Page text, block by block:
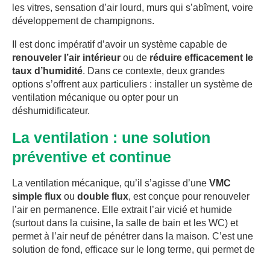
les vitres, sensation d’air lourd, murs qui s’abîment, voire
développement de champignons.
Il est donc impératif d’avoir un système capable de
renouveler l’air intérieur ou de réduire efficacement le
taux d’humidité. Dans ce contexte, deux grandes
options s’offrent aux particuliers : installer un système de
ventilation mécanique ou opter pour un
déshumidificateur.
La ventilation : une solution
préventive et continue
La ventilation mécanique, qu’il s’agisse d’une VMC
simple flux ou double flux, est conçue pour renouveler
l’air en permanence. Elle extrait l’air vicié et humide
(surtout dans la cuisine, la salle de bain et les WC) et
permet à l’air neuf de pénétrer dans la maison. C’est une
solution de fond, efficace sur le long terme, qui permet de